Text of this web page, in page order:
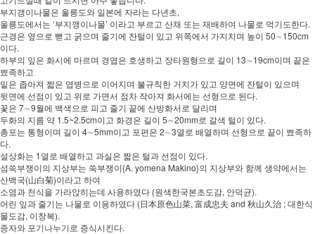
부지갱이나물은 울릉도와 일본에 자라는 다년초,
울릉도에서는 ‘부지깽이나물’ 이라고 부르고 산채 또는 재배하여 나물로 먹기도한다.
근경은 옆으로 뻗고 굵으며 줄기에 잔털이 있고 위쪽에서 가지치며 높이 50∼150cm
이다.
하부의 잎은 화시에 마르며 경엽은 호생하고 장타원형으로 길이 13∼19cm이며 끝은
뾰족하고
밑은 좁아져 짧은 엽병으로 이어지며 불규칙한 거치가 있고 양면에 잔털이 있으며
뒷면에 선점이 있고 위로 가면서 점차 작아져 화서에는 선형으로 된다.
꽃은 7∼9월에 백색으로 피고 줄기 끝에 산방화서로 달리며
두화의 지름 약 1.5~2.5cm이고 화경은 길이 5∼20mm로 갈색 털이 있다.
총포는 통형이며 길이 4∼5mm이고 포편은 2∼3열로 배열하며 선형으로 끝이 뾰족하
다.
설상화는 1열로 배열하고 과실은 짧은 털과 선점이 있다.
섬쑥부쟁이의 지상부는 쑥부쟁이{A. yomena Makino}의 지상부와 함께 생약에서는
산백국(山白菊)이라고 하여
소염과 천식을 가라앉히는데 사용하였다 (원색한국본초도감, 안덕균).
어린 잎과 줄기는 나물로 이용하였다 (日本原色山菜, 富成忠夫 and 秋山久治 ; 대한식
물도감, 이창복).
종자와 포기나누기로 증식시킨다.